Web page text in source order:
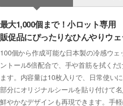
最大1,000個まで！小ロット専用
販促品にぴったりなひんやりウ
100個から作成可能な日本製の冷感ウ
ントール5倍配合で、手や首筋を拭く
ます。内容量は10枚入りで、日常使い
部分にオリジナルシールを貼り付けて
鮮やかなデザインも再現できます。手